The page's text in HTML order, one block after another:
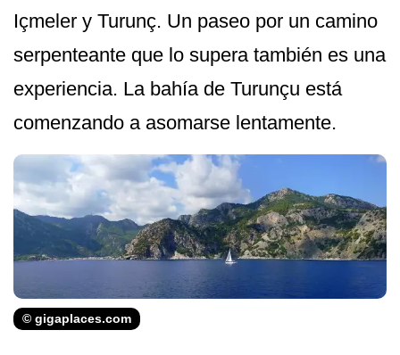
Içmeler y Turunç. Un paseo por un camino
serpenteante que lo supera también es una
experiencia. La bahía de Turunçu está
comenzando a asomarse lentamente.
© gigaplaces.com